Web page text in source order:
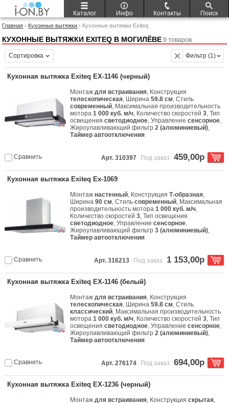
Каталог Инфо Контакты Поиск
Главная › Кухонные вытяжки › Кухонные вытяжки Exiteq
КУХОННЫЕ ВЫТЯЖКИ EXITEQ В МОГИЛЁВЕ 9 товаров
Сортировка Фильтр (1)
Кухонная вытяжка Exiteq EX-1146 (черный)
Монтаждля встраивания, Конструкция
телескопическая, Ширина59.8 см, Стиль
современный, Максимальная производительность
мотора1 000 куб. м/ч, Количество скоростей3, Тип
освещениясветодиодное, Управлениесенсорное,
Жироулавливающий фильтр2 (алюминиевый),
Таймер автоотключения
Сравнить Арт. 310397 Под заказ 459,00р
Кухонная вытяжка Exiteq Ex-1069
Монтажнастенный, КонструкцияТ-образная,
Ширина90 см, Стильсовременный, Максимальная
производительность мотора1 000 куб. м/ч,
Количество скоростей3, Тип освещения
светодиодное, Управлениесенсорное,
Жироулавливающий фильтр3 (алюминиевый),
Таймер автоотключения
Сравнить Арт. 316213 Под заказ 1 153,00р
Кухонная вытяжка Exiteq EX-1146 (белый)
Монтаждля встраивания, Конструкция
телескопическая, Ширина59.8 см, Стиль
классический, Максимальная производительность
мотора1 000 куб. м/ч, Количество скоростей3, Тип
освещениясветодиодное, Управлениесенсорное,
Жироулавливающий фильтр2 (алюминиевый),
Таймер автоотключения
Сравнить Арт. 276174 Под заказ 694,00р
Кухонная вытяжка Exiteq EX-1236 (черный)
Монтаждля встраивания, Конструкцияскрытая,